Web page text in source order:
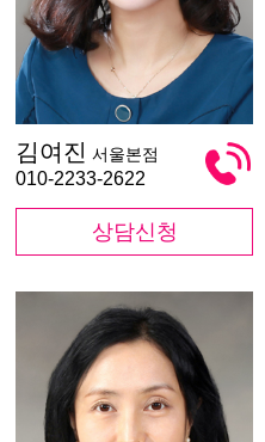
여
진
김여진 서울본점
010-2233-2622
상담신청